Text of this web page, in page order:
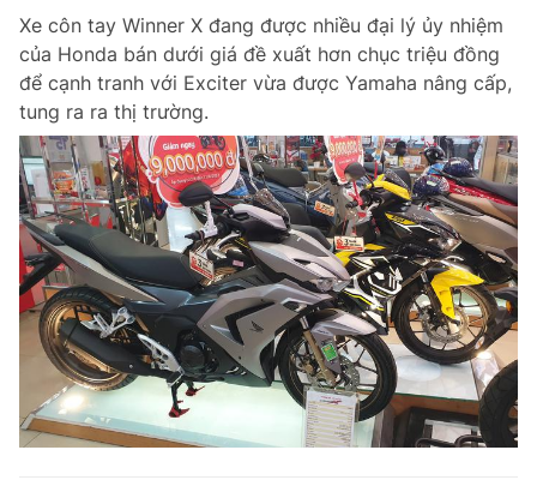
Đặt báo Quảng cáo RSS Tòa soạn Chính sách bảo
Tổng biên tập: Nguyễn Ngọc Toàn
Phó tổng biên tập thường trực: Hải Thành
Phó tổng biên tập: Lâm Hiếu Dũng
Phó tổng biên tập: Trần Việt Hưng
Tổng thư ký tòa soạn: Đức Trung
Giấy phép xuất bản số 110/GP - BTTTT cấp ngày 24.3.2020
© 2003-2026 Bản quyền thuộc về Báo Thanh Niên. Cấm sao chép
dưới mọi hình thức nếu không có sự chấp thuận bằng văn bản.
Phát triển bởi ePi Technologies, JSC.
Xe côn tay Winner X đang được nhiều đại lý ủy nhiệm
của Honda bán dưới giá đề xuất hơn chục triệu đồng
để cạnh tranh với Exciter vừa được Yamaha nâng cấp,
tung ra ra thị trường.